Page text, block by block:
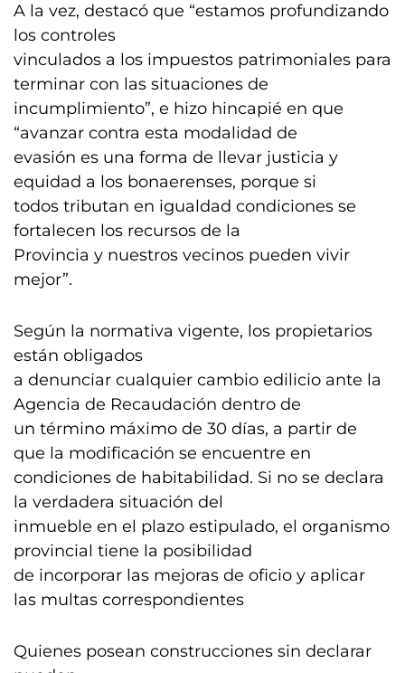
A la vez, destacó que “estamos profundizando
los controles
vinculados a los impuestos patrimoniales para
terminar con las situaciones de
incumplimiento”, e hizo hincapié en que
“avanzar contra esta modalidad de
evasión es una forma de llevar justicia y
equidad a los bonaerenses, porque si
todos tributan en igualdad condiciones se
fortalecen los recursos de la
Provincia y nuestros vecinos pueden vivir
mejor”.
Según la normativa vigente, los propietarios
están obligados
a denunciar cualquier cambio edilicio ante la
Agencia de Recaudación dentro de
un término máximo de 30 días, a partir de
que la modificación se encuentre en
condiciones de habitabilidad. Si no se declara
la verdadera situación del
inmueble en el plazo estipulado, el organismo
provincial tiene la posibilidad
de incorporar las mejoras de oficio y aplicar
las multas correspondientes
Quienes posean construcciones sin declarar